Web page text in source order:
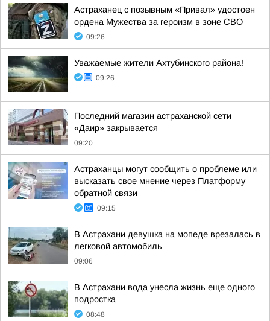
Астраханец с позывным «Привал» удостоен
ордена Мужества за героизм в зоне СВО
09:26
Уважаемые жители Ахтубинского района!
09:26
Последний магазин астраханской сети
«Даир» закрывается
09:20
Астраханцы могут сообщить о проблеме или
высказать свое мнение через Платформу
обратной связи
09:15
В Астрахани девушка на мопеде врезалась в
легковой автомобиль
09:06
В Астрахани вода унесла жизнь еще одного
подростка
08:48